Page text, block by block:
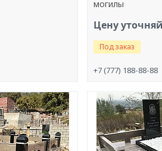
могилы
Цену
Под заказ
+7 (777) 188-88-88